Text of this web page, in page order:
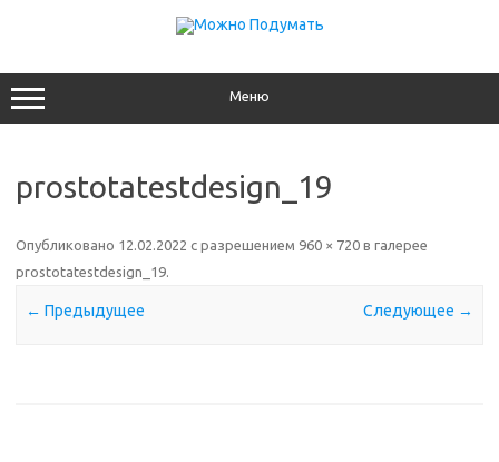
Меню
prostotatestdesign_19
Опубликовано 12.02.2022 с разрешением 960 × 720 в галерее
prostotatestdesign_19.
← Предыдущее Следующее →